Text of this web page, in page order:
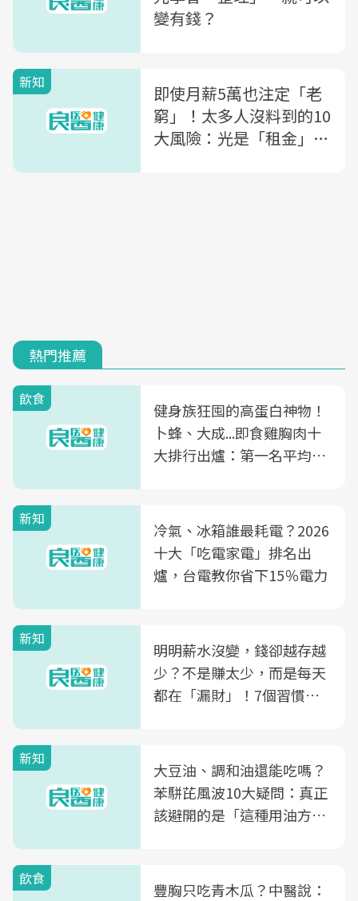
變有錢？
新知
即使月薪5萬也注定「老
窮」！太多人沒料到的10
大風險：光是「租金」...
熱門推薦
飲食
健身族狂囤的高蛋白神物！
卜蜂、大成...即食雞胸肉十
大排行出爐：第一名平均一
新知
冷氣、冰箱誰最耗電？2026
十大「吃電家電」排名出
爐，台電教你省下15％電力
新知
明明薪水沒變，錢卻越存越
少？不是賺太少，而是每天
都在「漏財」！7個習慣一
新知
大豆油、調和油還能吃嗎？
苯駢芘風波10大疑問：真正
該避開的是「這種用油方
飲食
豐胸只吃青木瓜？中醫說：